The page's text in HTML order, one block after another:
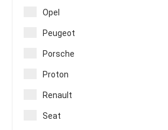
Opel
Peugeot
Porsche
Proton
Renault
Seat